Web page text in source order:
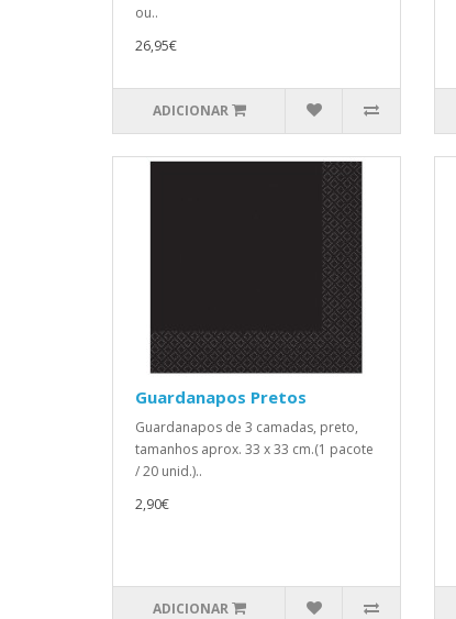
ou..
26,95€
ADICIONAR
Guardanapos Pretos
Guardanapos de 3 camadas, preto,
tamanhos aprox. 33 x 33 cm.(1 pacote
/ 20 unid.)..
2,90€
ADICIONAR